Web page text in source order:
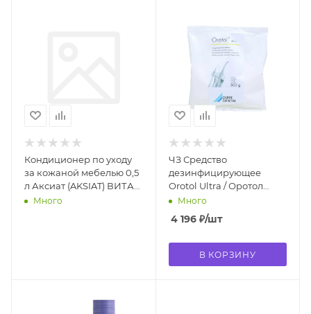
Кондиционер по уходу
за кожаной мебелью 0,5
л Аксиат (AKSIAT) ВИТА-
ПУЛМного
ЧЗ Средство
дезинфицирующее
Orotol Ultra / Оротол
ультра 500гр
CDS120A6750
Много
4 196₽/шт
В КОРЗИНУ